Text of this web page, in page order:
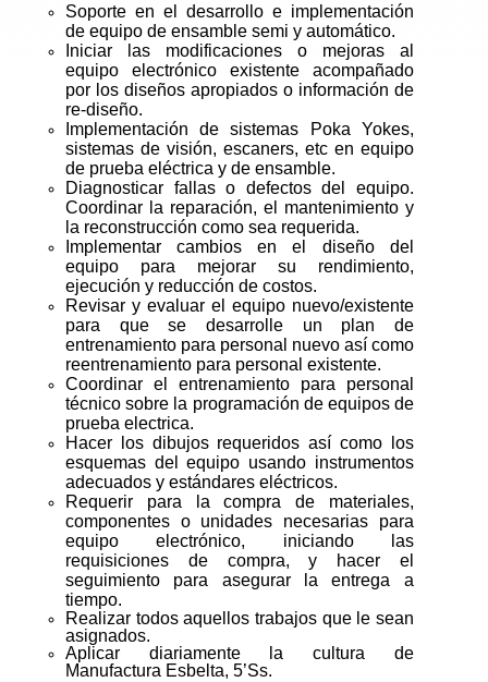
Soporte en el desarrollo e implementación
de equipo de ensamble semi y automático.
Iniciar las modificaciones o mejoras al
equipo electrónico existente acompañado
por los diseños apropiados o información de
re-diseño.
Implementación de sistemas Poka Yokes,
sistemas de visión, escaners, etc en equipo
de prueba eléctrica y de ensamble.
Diagnosticar fallas o defectos del equipo.
Coordinar la reparación, el mantenimiento y
la reconstrucción como sea requerida.
Implementar cambios en el diseño del
equipo para mejorar su rendimiento,
ejecución y reducción de costos.
Revisar y evaluar el equipo nuevo/existente
para que se desarrolle un plan de
entrenamiento para personal nuevo así como
reentrenamiento para personal existente.
Coordinar el entrenamiento para personal
técnico sobre la programación de equipos de
prueba electrica.
Hacer los dibujos requeridos así como los
esquemas del equipo usando instrumentos
adecuados y estándares eléctricos.
Requerir para la compra de materiales,
componentes o unidades necesarias para
equipo electrónico, iniciando las
requisiciones de compra, y hacer el
seguimiento para asegurar la entrega a
tiempo.
Realizar todos aquellos trabajos que le sean
asignados.
Aplicar diariamente la cultura de
Manufactura Esbelta, 5’Ss.